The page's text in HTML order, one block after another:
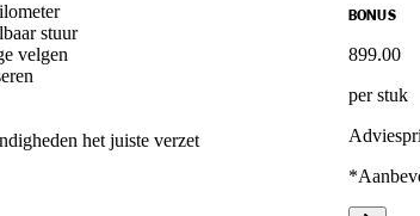
stuur
velgen
het juiste verzet
BONUS
899.00
per stuk